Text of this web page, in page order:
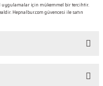
uygulamalar için mükemmel bir tercihtir.
Hepnalbur.com güvencesi ile satın